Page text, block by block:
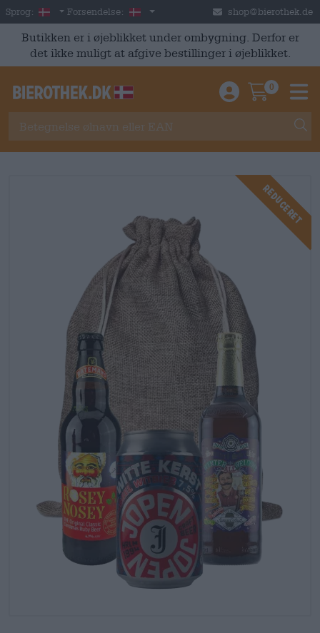
Skip to main content
Sprog: Danish
Forsendelse: Danmark shop@bierothek.de
Butikken er i øjeblikket under ombygning. Derfor er
det ikke muligt at afgive bestillinger i øjeblikket.
Einloggen /
0
Reduceret